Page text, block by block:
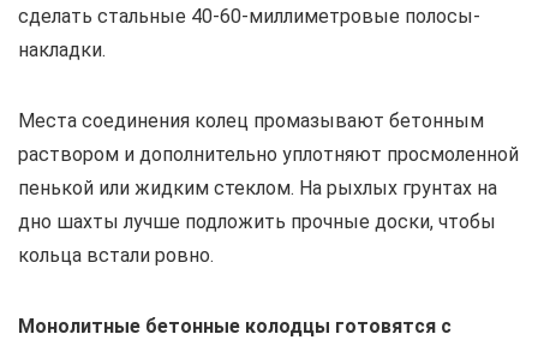
сделать стальные 40-60-миллиметровые полосы-
накладки.
Места соединения колец промазывают бетонным
раствором и дополнительно уплотняют просмоленной
пенькой или жидким стеклом. На рыхлых грунтах на
дно шахты лучше подложить прочные доски, чтобы
кольца встали ровно.
Монолитные бетонные колодцы готовятся с